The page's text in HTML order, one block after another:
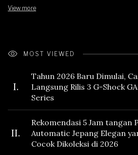
View more
MOST VIEWED
I.
Tahun 2026 Baru Dimulai,
Langsung Rilis 3 G-Shock
Series
II.
Rekomendasi 5 Jam tangan
Automatic Jepang Elegan
Cocok Dikoleksi di 2026